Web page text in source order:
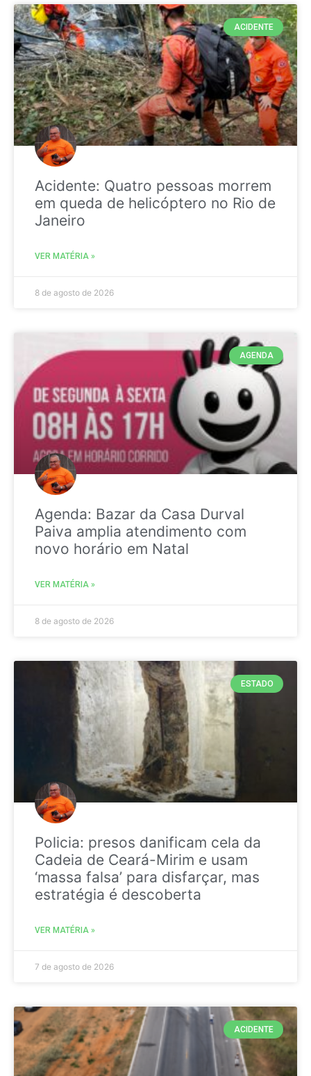
ACIDENTE
Acidente: Quatro pessoas morrem
em queda de helicóptero no Rio de
Janeiro
VER MATÉRIA »
8 de agosto de 2026
AGENDA
Agenda: Bazar da Casa Durval
Paiva amplia atendimento com
novo horário em Natal
VER MATÉRIA »
8 de agosto de 2026
ESTADO
Policia: presos danificam cela da
Cadeia de Ceará-Mirim e usam
‘massa falsa’ para disfarçar, mas
estratégia é descoberta
VER MATÉRIA »
7 de agosto de 2026
ACIDENTE